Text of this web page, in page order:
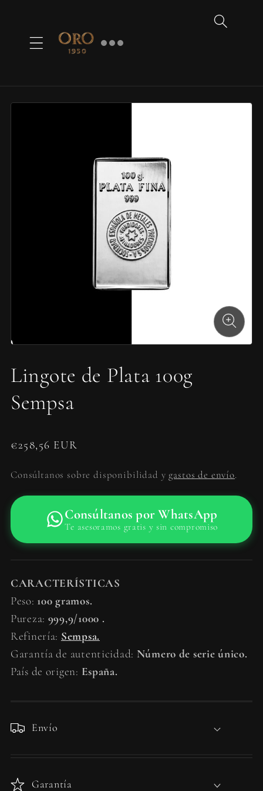
al contenido
Ir al
Lingote de Plata 100g
Sempsa
€258,56 EUR
Consúltanos sobre disponibilidad y gastos de envío.
Consúltanos por WhatsApp
Te asesoramos gratis y sin compromiso
CARACTERÍSTICAS
Peso: 100 gramos.
Pureza: 999,9/1000 .
Refinería: Sempsa.
Garantía de autenticidad: Número de serie único.
País de origen: España.
Envío
Garantía